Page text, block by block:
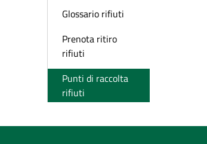
Glossario rifiuti
Prenota ritiro
rifiuti
Punti di raccolta
rifiuti